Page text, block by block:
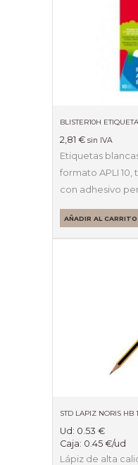
BLISTER10H
2,81 € sin IVA
Etiquetas
formato APLI 10,
con adhesivo
AÑADIR AL CARRITO
STD LAPIZ NORIS HB
Ud: 0.53 €
Caja: 0.45 €/ud
Lápiz de alta